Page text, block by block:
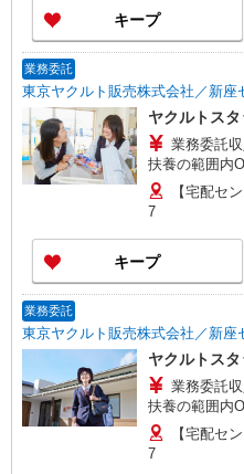
キープ
業務委託
東京ヤクルト販売株式会社／新座
ヤクルトスタ
業務委託
扶養の範囲内
応相談 ※収入
間） ◆月収例:
りなし！ ※研
【宅配セ
7
キープ
業務委託
東京ヤクルト販売株式会社／新座
ヤクルトスタ
業務委託
扶養の範囲内
応相談 ※収入
間） ◆月収例:
【宅配セ
7